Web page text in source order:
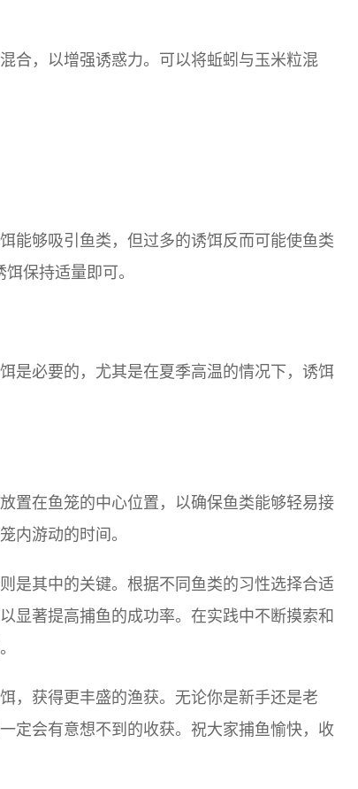
合，以增强诱惑力。可以将蚯蚓与玉米粒混
能够吸引鱼类，但过多的诱饵反而可能使鱼类
保持适量即可。
是必要的，尤其是在夏季高温的情况下，诱饵
置在鱼笼的中心位置，以确保鱼类能够轻易接
内游动的时间。
是其中的关键。根据不同鱼类的习性选择合适
显著提高捕鱼的成功率。在实践中不断摸索和
，获得更丰盛的渔获。无论你是新手还是老
定会有意想不到的收获。祝大家捕鱼愉快，收